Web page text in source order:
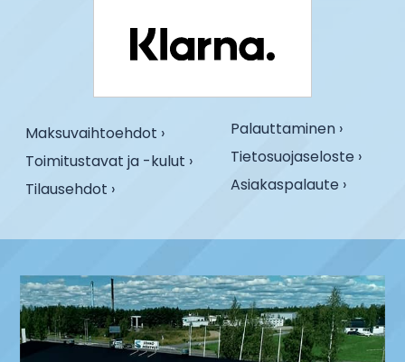
Maksuvaihtoehdot ›
Toimitustavat ja -kulut ›
Tilausehdot ›
Palauttaminen ›
Tietosuojaseloste ›
Asiakaspalaute ›